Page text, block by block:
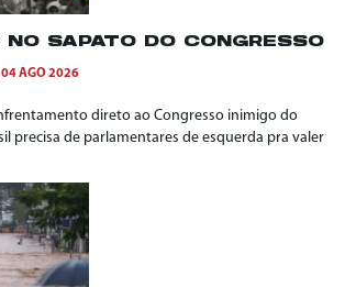
NO SAPATO DO CONGRESSO
04 AGO 2026
direto ao Congresso inimigo do
precisa de parlamentares de esquerda pra valer